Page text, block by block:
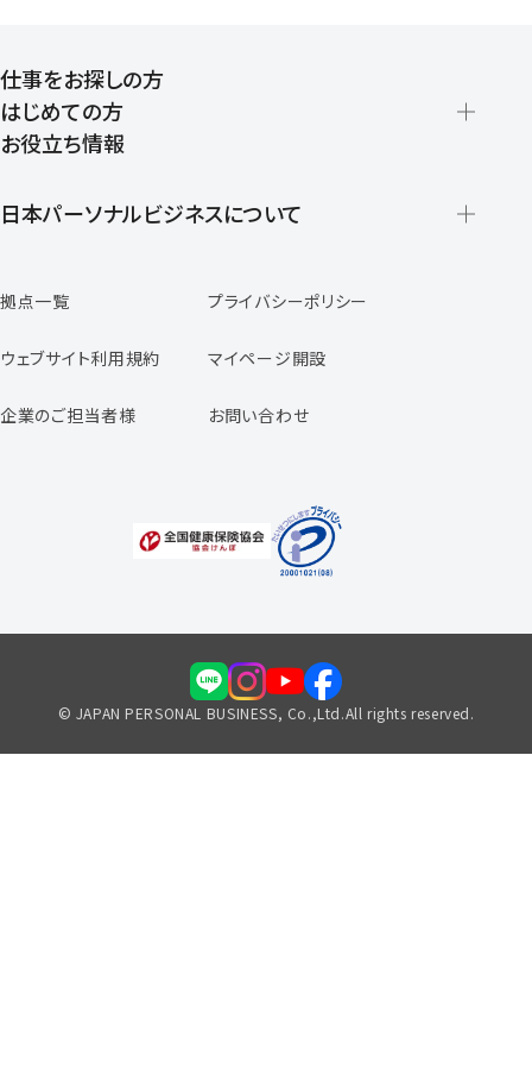
仕事をお探しの方
はじめての方
登録から就業開始までの流れ
お役立ち情報
日本パーソナルビジネスについて
スタッフの声
専任コンサルタントの声
福利厚生のご案内
拠点一覧 プライバシーポリシー
ウェブサイト利用規約 マイページ開設
企業のご担当者様 お問い合わせ
© JAPAN PERSONAL BUSINESS, Co.,Ltd.All rights reserved.